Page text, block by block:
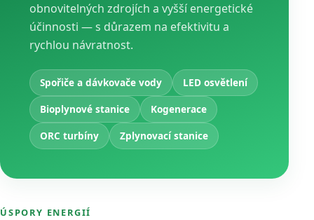
obnovitelných zdrojích a vyšší energetické
účinnosti — s důrazem na efektivitu a
rychlou návratnost.
Spořiče a dávkovače vody
LED osvětlení
Bioplynové stanice
Kogenerace
ORC turbíny
Zplynovací stanice
ÚSPORY ENERGIÍ